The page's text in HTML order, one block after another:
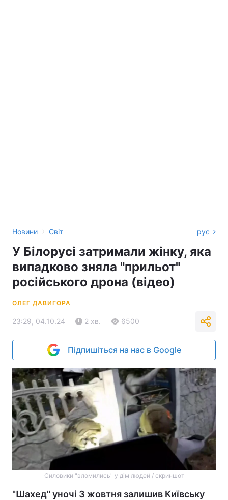
Новини › Світ рус
У Білорусі затримали жінку, яка
випадково зняла "прильот"
російського дрона (відео)
ОЛЕГ ДАВИГОРА
23:29, 04.10.24 2 хв. 6500
Підпишіться на нас в Google
Силовики "вломились" у дім людей / скриншот
"Шахед" уночі 3 жовтня залишив Київську